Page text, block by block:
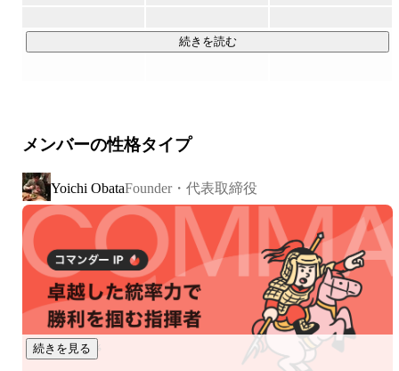
しかし企業では、その会話のほとんどが
・記録されない
・共有されない
・活用されない
まま消えていきます。
つまり、企業にとって最も重要なはずの顧客や現場の声が、
組織の知識になっていません。
続きを読む
メンバーの性格タイプ
Yoichi ObataFounder・代表取締役
続きを見る